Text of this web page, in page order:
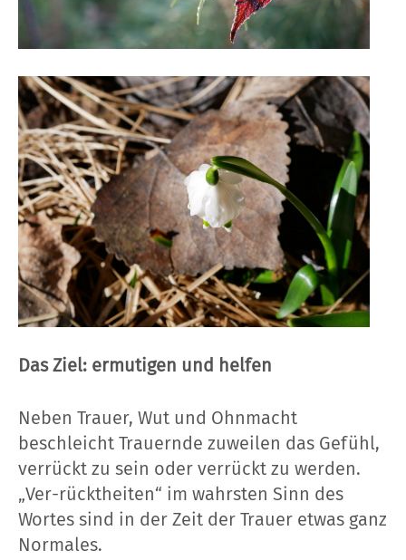
Das Ziel: ermutigen und helfen
Neben Trauer, Wut und Ohnmacht
beschleicht Trauernde zuweilen das Gefühl,
verrückt zu sein oder verrückt zu werden.
„Ver-rücktheiten“ im wahrsten Sinn des
Wortes sind in der Zeit der Trauer etwas ganz
Normales.